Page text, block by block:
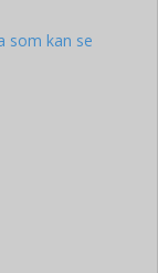
som kan se